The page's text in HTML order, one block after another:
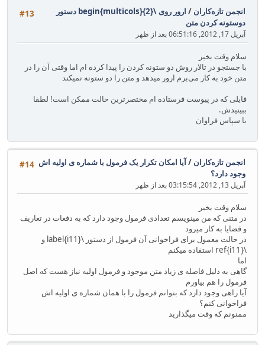
#13 انجمن تازه‌کاران /
ارور روی \begin{multicols}{2} دستور
دوستونه کردن متن
آپریل 17, 2012, 06:51:16 بعد از ظهر
سلام وقت بخیر
با جستجو در تالار روش دو ستونه کردن را پیدا کرده ام اما وقتی آن را در
متن خود به کار می‌برم ارور میدهد و متن را دو ستونه نمیکند
فایلی که در پیوست فرستاده ام مختصرترین حالت ممکن است! لطفا
ببینیدش.
با سپاس فراوان
#14 انجمن تازه‌کاران /آیا امکان تکرار یک فرمول با شماره ی اولیه اش
وجود دارد؟
آپریل 13, 2012, 03:15:54 بعد از ظهر
سلام وقت بخیر
در متنی که من مینویسم تعدادی فرمول وجود دارد که به دفعات در تعاریف
و قضایا به کار میرود
در حالت معمول برای فراخوانی آن فرمول از دستور \label{i11} و
\ref{i11} استفاده میکنم
اما
گاهی به دلیل فاصله ی زیاد متن موجود و فرمول اولیه نباز هست که اصل
فرمول را هم بیاورم
آیا راهی وجود دارد که بتوانم فرمول را با همان شماره ی اولیه اش
فراخوانی کنم؟
ممنونم که وقت میگذارید